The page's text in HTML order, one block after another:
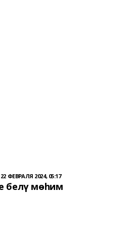
22 ФЕВРАЛЯ 2024, 05:17
белү мөһим